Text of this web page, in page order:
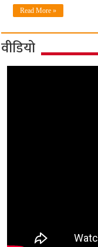
Read More »
वीडियो